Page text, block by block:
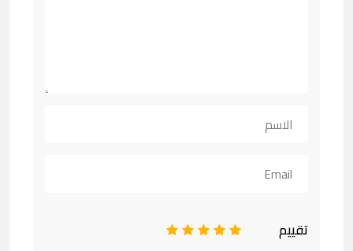
تقييم 5
4
3
2